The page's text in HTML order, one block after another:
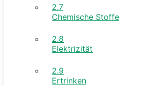
2.7
Chemische Stoffe
2.8
Elektrizität
2.9
Ertrinken